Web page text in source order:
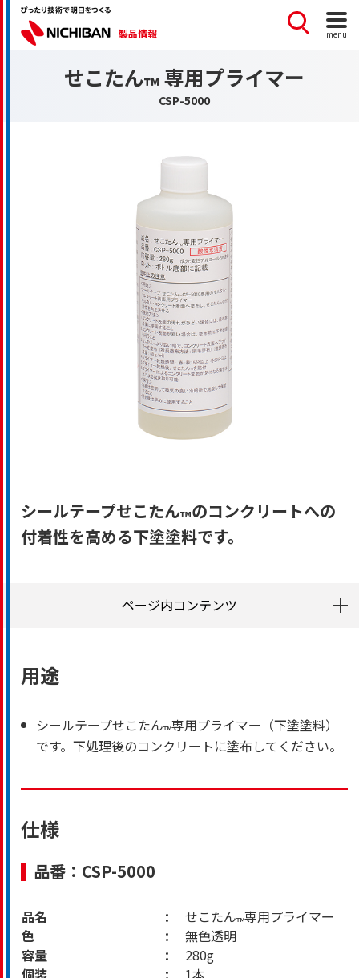
製品情報 menu
せこたん™専用プライマー
CSP-5000
シールテープせこたん™のコンクリートへの
付着性を高める下塗塗料です。
ページ内コンテンツ
用途
シールテープせこたん™専用プライマー（下塗塗料）
です。下処理後のコンクリートに塗布してください。
仕様
品番：CSP-5000
品名 せこたん™専用プライマー
色
無色透明
容量
280g
個装
1本